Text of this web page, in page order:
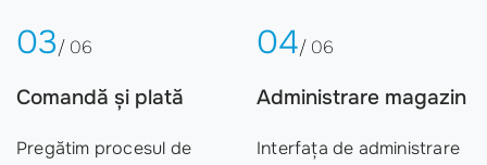
03/ 06
Comandă și plată
Pregătim procesul de
04/ 06
Administrare magazin
Interfața de administrare